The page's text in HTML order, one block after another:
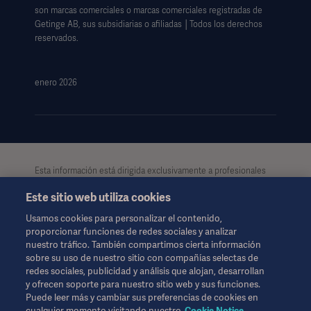
Formulario de solicitud de datos
son marcas comerciales o marcas comerciales registradas de
Getinge AB, sus subsidiarias o afiliadas │Todos los derechos
reservados.
enero 2026
Esta información está dirigida exclusivamente a profesionales
únicamente carácter informativo. Dicha información no es
exhaustiva y por lo tanto, no debe considerarse como reemplazo
de las instrucciones de uso, manual de usuario o consejo
médico. Getinge no se hace responsable del uso ilegal,
indebido o por la manipulación de los contenidos e
informaciones de esta página. Tanto el acceso a la información
como el uso que pueda hacerse de la misma, y su contenido
será exclusivamente responsabilidad del usuario.
Este sitio web utiliza cookies
Usamos cookies para personalizar el contenido,
proporcionar funciones de redes sociales y analizar
nuestro tráfico. También compartimos cierta información
sobre su uso de nuestro sitio con compañías selectas de
redes sociales, publicidad y análisis que alojan, desarrollan
y ofrecen soporte para nuestro sitio web y sus funciones.
Puede leer más y cambiar sus preferencias de cookies en